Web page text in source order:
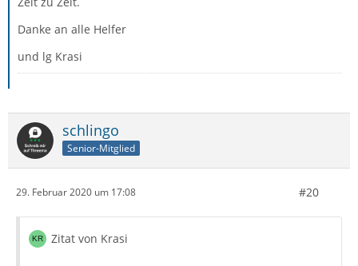
Danke an alle Helfer
und lg Krasi
schlingo
Senior-Mitglied
29. Februar 2020 um 17:08 #20
Zitat von Krasi